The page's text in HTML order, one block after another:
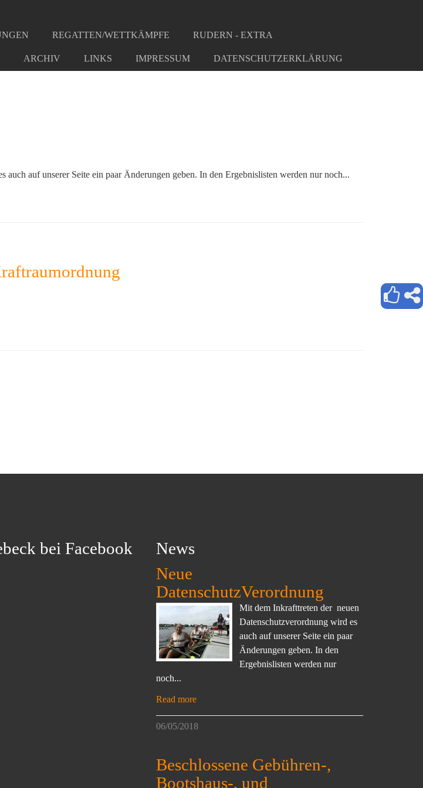
REGATTEN/WETTKÄMPFE RUDERN - EXTRA
ARCHIV LINKS IMPRESSUM DATENSCHUTZERKLÄRUNG
auf unserer Seite ein paar Änderungen geben. In den Ergebnislisten werden nur noch...
bei Facebook
News
Neue
DatenschutzVerordnung
Mit dem Inkrafttreten der neuen
Datenschutzverordnung wird es
auch auf unserer Seite ein paar
Änderungen geben. In den
Ergebnislisten werden nur
noch...
Read more
06/05/2018
Beschlossene Gebühren-,
Bootshaus-, und